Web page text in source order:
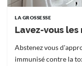
LA GROSSESSE
Lavez-vous les
Abstenez vous
immunisé contre la